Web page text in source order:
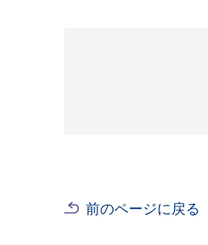
前のページに戻る